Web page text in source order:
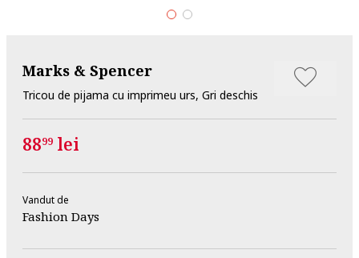
Marks & Spencer
Tricou de pijama cu imprimeu urs, Gri deschis
8899 lei
Vandut de
Fashion Days